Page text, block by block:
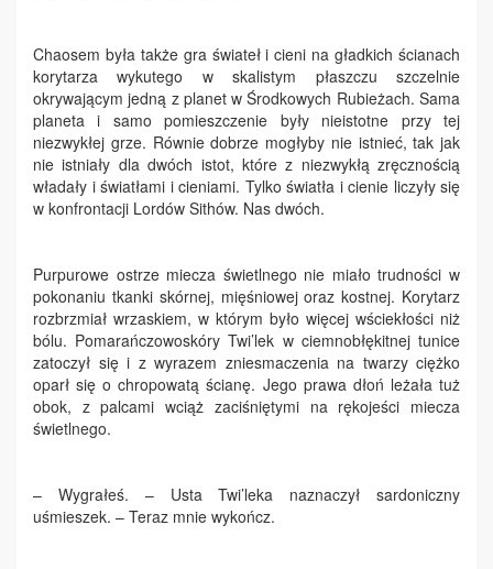
Chaosem była także gra świateł i cieni na gładkich ścianach
korytarza wykutego w skalistym płaszczu szczelnie
okrywającym jedną z planet w Środkowych Rubieżach. Sama
planeta i samo pomieszczenie były nieistotne przy tej
niezwykłej grze. Równie dobrze mogłyby nie istnieć, tak jak
nie istniały dla dwóch istot, które z niezwykłą zręcznością
władały i światłami i cieniami. Tylko światła i cienie liczyły się
w konfrontacji Lordów Sithów. Nas dwóch.
Purpurowe ostrze miecza świetlnego nie miało trudności w
pokonaniu tkanki skórnej, mięśniowej oraz kostnej. Korytarz
rozbrzmiał wrzaskiem, w którym było więcej wściekłości niż
bólu. Pomarańczowoskóry Twi’lek w ciemnobłękitnej tunice
zatoczył się i z wyrazem zniesmaczenia na twarzy ciężko
oparł się o chropowatą ścianę. Jego prawa dłoń leżała tuż
obok, z palcami wciąż zaciśniętymi na rękojeści miecza
świetlnego.
– Wygrałeś. – Usta Twi’leka naznaczył sardoniczny
uśmieszek. – Teraz mnie wykończ.